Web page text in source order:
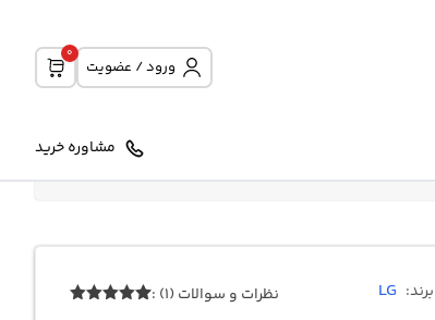
ورود / عضویت
0
مشاوره خرید
برند: LG نظرات و سوالات (1) :